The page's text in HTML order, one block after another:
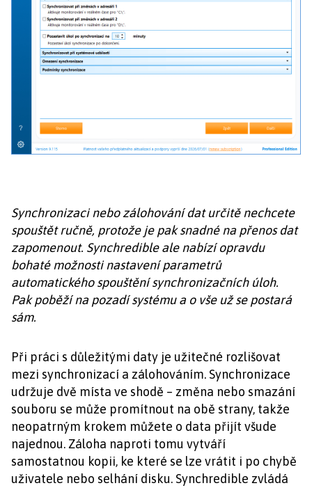
Synchronizaci nebo zálohování dat určitě nechcete
spouštět ručně, protože je pak snadné na přenos dat
zapomenout. Synchredible ale nabízí opravdu
bohaté možnosti nastavení parametrů
automatického spouštění synchronizačních úloh.
Pak poběží na pozadí systému a o vše už se postará
sám.
Při práci s důležitými daty je užitečné rozlišovat
mezi synchronizací a zálohováním. Synchronizace
udržuje dvě místa ve shodě – změna nebo smazání
souboru se může promítnout na obě strany, takže
neopatrným krokem můžete o data přijít všude
najednou. Záloha naproti tomu vytváří
samostatnou kopii, ke které se lze vrátit i po chybě
uživatele nebo selhání disku. Synchredible zvládá